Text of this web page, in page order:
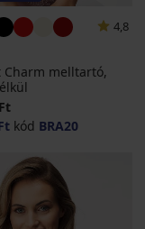
4,8
Charm melltartó,
kód BRA20